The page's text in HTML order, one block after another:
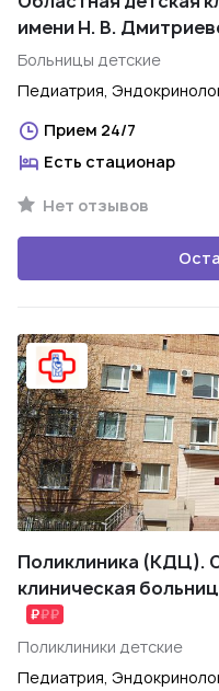
имени Н. В.
Больницы детские
Педиатрия,
Прием 24/7
Есть стационар
Нет отзывов
Поликлиника (КДЦ).
клиническая
Поликлиники детские
Педиатрия,